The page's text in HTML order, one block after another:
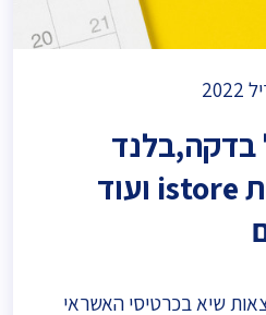
בדקה,בלנד
בתש״פ עם רשת istore ועוד
שיא בכרטיסי האשראי